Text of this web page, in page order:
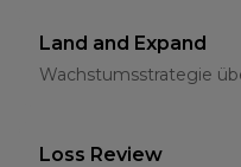
Land and Expand
Wachstumsstrategie
Loss Review